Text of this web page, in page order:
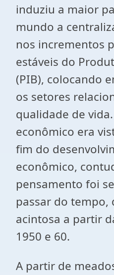
induziu a maior
mundo a
nos incrementos
estáveis do
(PIB), colocando
os setores
qualidade de
econômico era
fim do
econômico,
pensamento foi
passar do tempo,
acintosa a partir
1950 e 60.
A partir de